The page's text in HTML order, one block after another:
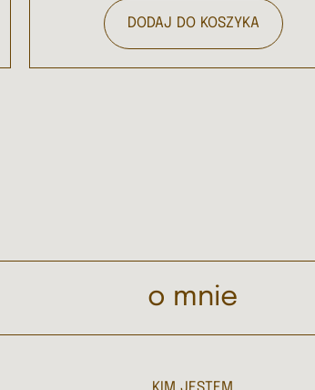
DODAJ DO KOSZYKA
o mnie